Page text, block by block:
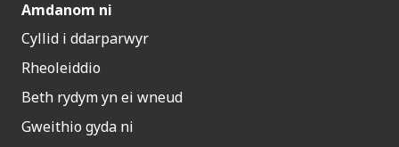
Amdanom ni
Cyllid i ddarparwyr
Rheoleiddio
Beth rydym yn ei wneud
Gweithio gyda ni